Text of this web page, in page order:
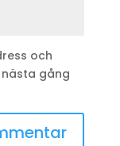
och
gång